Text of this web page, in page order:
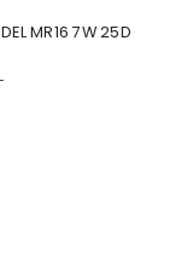
MR16 7W 25D